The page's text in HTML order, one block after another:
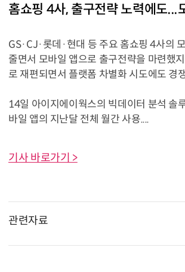
홈쇼핑 4사, 출구전략 노력에도...
GS·CJ·롯데·현대 등 주요 홈쇼핑 4사의
줄면서 모바일 앱으로 출구전략을 마련했
로 재편되면서 플랫폼 차별화 시도에도 경
14일 아이지에이웍스의 빅데이터 분석 솔
바일 앱의 지난달 전체 월간 사용....
기사 바로가기 >
관련자료